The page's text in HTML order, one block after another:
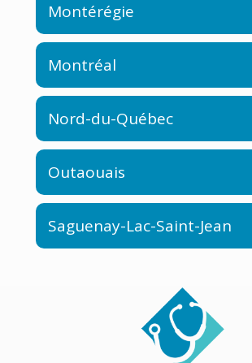
Montérégie
Montréal
Nord-du-Québec
Outaouais
Saguenay-Lac-Saint-Jean